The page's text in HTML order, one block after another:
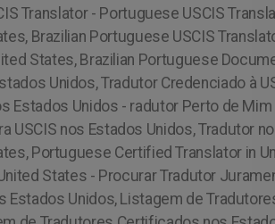
Translator - Portuguese USCIS
Brazilian Portuguese USCIS
States, Brazilian Portuguese
Unidos, Tradutor Credenciado à
Estados Unidos - radutor Perto de Mim
USCIS nos Estados Unidos, Tradutor
Portuguese Certified Translator in
States - Procurar Tradutor
Estados Unidos, Listagem de